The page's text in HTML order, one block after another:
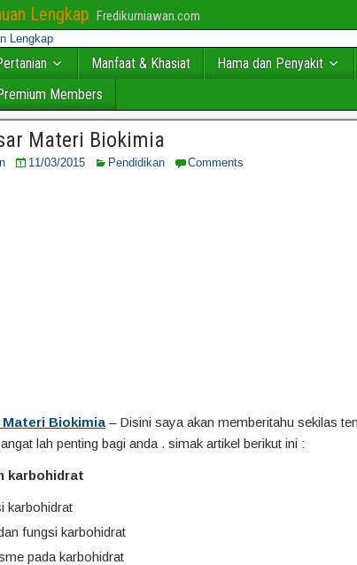
Lengkap Fredikurniawan.com
Manfaat & Khasiat Hama dan Penyakit
Members
Materi Biokimia
11/03/2015 Pendidikan Comments
Biokimia – Disini saya akan memberitahu sekilas
lah penting bagi anda . simak artikel berikut ini :
karbohidrat
karbohidrat
fungsi karbohidrat
pada karbohidrat